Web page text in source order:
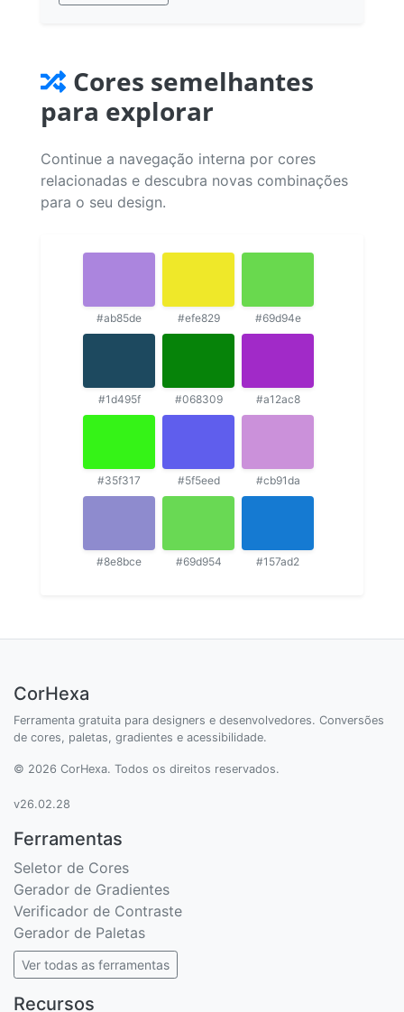
Cores semelhantes
para explorar
Continue a navegação interna por cores
relacionadas e descubra novas combinações
para o seu design.
#ab85de #efe829 #69d94e
#1d495f #068309 #a12ac8
#35f317 #5f5eed #cb91da
#8e8bce #69d954 #157ad2
CorHexa
Ferramenta gratuita para designers e desenvolvedores. Conversões
de cores, paletas, gradientes e acessibilidade.
© 2026 CorHexa. Todos os direitos reservados.
v26.02.28
Ferramentas
Seletor de Cores
Gerador de Gradientes
Verificador de Contraste
Gerador de Paletas
Ver todas as ferramentas
Recursos